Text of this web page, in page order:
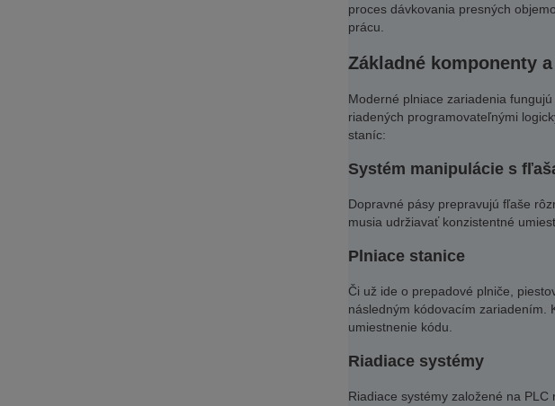
proces dávkovania presných
prácu.
Základné komponenty
Moderné plniace zariadenia
riadených programovateľnými
staníc:
Systém manipulácie s
Dopravné pásy prepravujú fľaše
musia udržiavať konzistentné
Plniace stanice
Či už ide o prepadové plniče,
následným kódovacím zariadením.
umiestnenie kódu.
Riadiace systémy
Riadiace systémy založené na